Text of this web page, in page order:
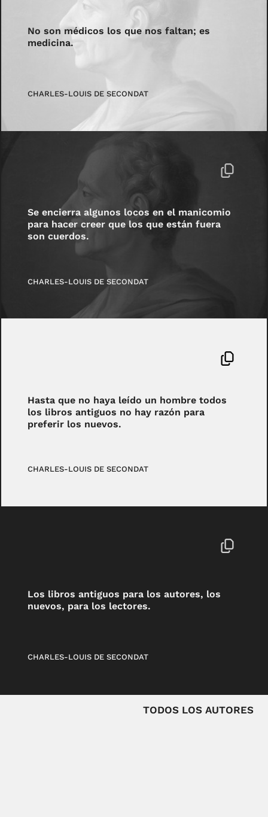
No son médicos los que nos faltan; es
medicina.
CHARLES-LOUIS DE SECONDAT
Se encierra algunos locos en el manicomio
para hacer creer que los que están fuera
son cuerdos.
CHARLES-LOUIS DE SECONDAT
Hasta que no haya leído un hombre todos
los libros antiguos no hay razón para
preferir los nuevos.
CHARLES-LOUIS DE SECONDAT
Los libros antiguos para los autores, los
nuevos, para los lectores.
CHARLES-LOUIS DE SECONDAT
TODOS LOS AUTORES